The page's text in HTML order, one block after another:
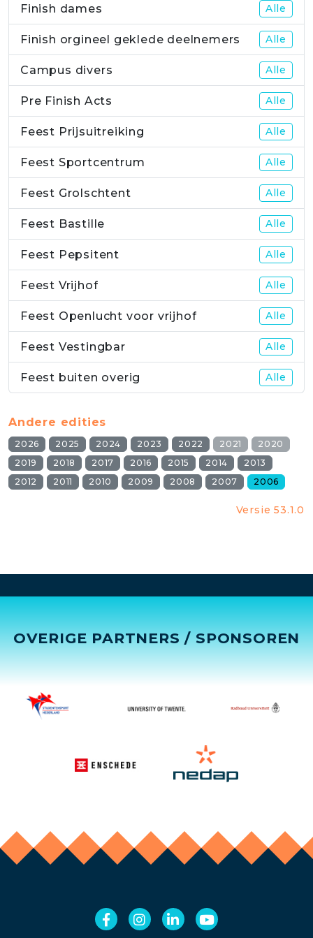
Finish dames Alle
Finish orgineel geklede deelnemers Alle
Campus divers Alle
Pre Finish Acts Alle
Feest Prijsuitreiking Alle
Feest Sportcentrum Alle
Feest Grolschtent Alle
Feest Bastille Alle
Feest Pepsitent Alle
Feest Vrijhof Alle
Feest Openlucht voor vrijhof Alle
Feest Vestingbar Alle
Feest buiten overig Alle
Andere edities
2026 2025 2024 2023 2022 2021
2020
2019
2018 2017 2016 2015 2014
2013
2012
2011 2010 2009 2008 2007 2006
Versie 53.1.0
OVERIGE PARTNERS / SPONSOREN